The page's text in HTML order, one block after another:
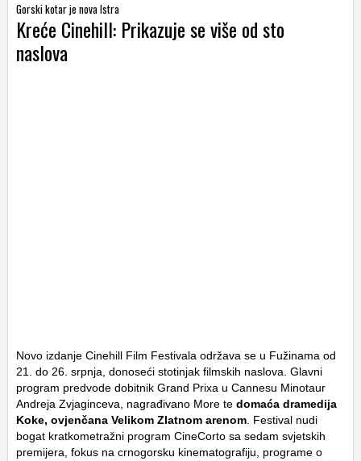
Gorski kotar je nova Istra
Kreće Cinehill: Prikazuje se više od sto
naslova
Novo izdanje Cinehill Film Festivala održava se u Fužinama od
21. do 26. srpnja, donoseći stotinjak filmskih naslova. Glavni
program predvode dobitnik Grand Prixa u Cannesu Minotaur
Andreja Zvjaginceva, nagrađivano More te domaća dramedija
Koke, ovjenčana Velikom Zlatnom arenom . Festival nudi
bogat kratkometražni program CineCorto sa sedam svjetskih
premijera, fokus na crnogorsku kinematografiju, programe o